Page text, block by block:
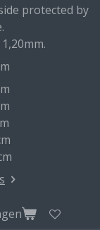
protected by